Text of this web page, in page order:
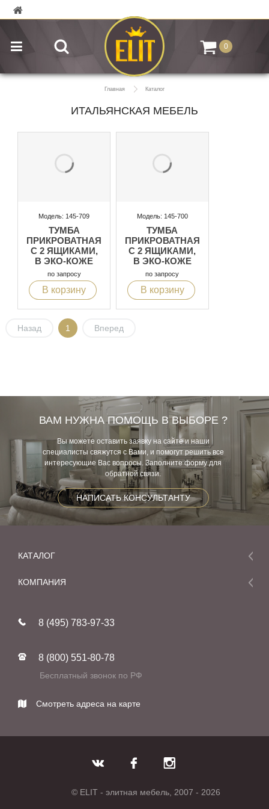
0
Главная Каталог
ИТАЛЬЯНСКАЯ МЕБЕЛЬ
Модель: 145-709
ТУМБА
ПРИКРОВАТНАЯ
С 2 ЯЩИКАМИ,
В ЭКО-КОЖЕ
по запросу
В корзину
Модель: 145-700
ТУМБА
ПРИКРОВАТНАЯ
С 2 ЯЩИКАМИ,
В ЭКО-КОЖЕ
по запросу
В корзину
Назад 1 Вперед
ВАМ НУЖНА ПОМОЩЬ В ВЫБОРЕ ?
Вы можете оставить заявку на сайте и наши
специалисты свяжутся с Вами, и помогут решить все
интересующие Вас вопросы. Заполните форму для
обратной связи.
НАПИСАТЬ КОНСУЛЬТАНТУ
КАТАЛОГ
Мебель
Фабрики
КОМПАНИЯ
Реставрация
Контакты
8 (495) 783-97-33
8 (800) 551-80-78
Бесплатный звонок по РФ
Смотреть адреса на карте
© ELIT - элитная мебель, 2007 - 2026